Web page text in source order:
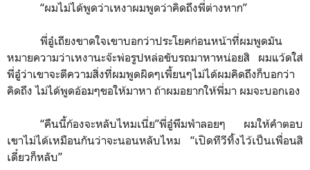
“ผมไม่ได้พูดว่าเหงาผมพูดว่าคิดถึงพี่ต่างหาก”
พี่อู๋เถียงขาดใจเขาบอกว่าประโยคก่อนหน้าที่ผมพูดมัน
หมายความว่าเหงานะจ๊ะพ่อรูปหล่อขับรถมาหาหน่อยสิ ผมแว้ดใส่
พี่อู๋ว่าเขาจะตีความสิ่งที่ผมพูดผิดๆเพี้ยนๆไม่ได้ผมคิดถึงก็บอกว่า
คิดถึง ไม่ได้พูดอ้อมๆขอให้มาหา ถ้าผมอยากให้พี่มา ผมจะบอกเอง
“คืนนี้ก้องจะหลับไหมเนี่ย”พี่อู๋พึมพำลอยๆ ผมให้คำตอบ
เขาไม่ได้เหมือนกันว่าจะนอนหลับไหม “เปิดทีวีทิ้งไว้เป็นเพื่อนสิ
เดี๋ยวก็หลับ”